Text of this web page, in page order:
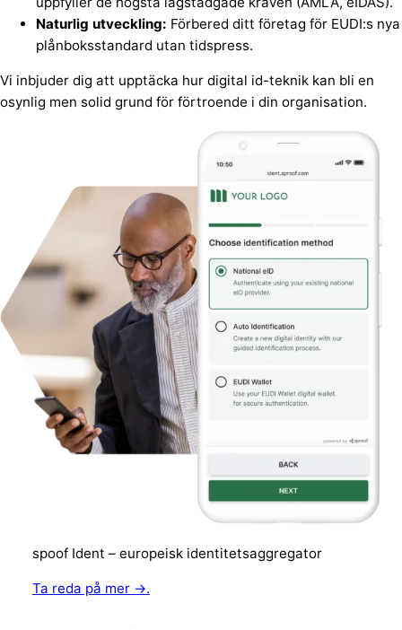
Naturlig utveckling: Förbered ditt företag för EUDI:s nya
plånboksstandard utan tidspress.
Vi inbjuder dig att upptäcka hur digital id-teknik kan bli en
osynlig men solid grund för förtroende i din organisation.
spoof Ident – europeisk identitetsaggregator
Ta reda på mer →.